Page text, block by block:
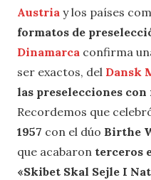
Austria y los países
formatos de
Dinamarca confirma
ser exactos, del Dansk
las preselecciones
Recordemos que
1957 con el dúo Birthe
que acabaron terceros
«Skibet Skal Sejle I